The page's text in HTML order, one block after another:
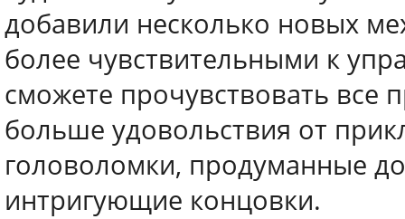
добавили несколько новых
более чувствительными к
сможете прочувствовать все
больше удовольствия от
головоломки, продуманные
интригующие концовки.